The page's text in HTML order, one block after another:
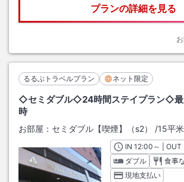
プランの詳細を見る
るるぶトラベルプラン ネット限定
◇セミダブル◇24時間ステイプラン◇最
時
お部屋： セミダブル【喫煙】（s2） /15平米
INチェックイン
12:00 ～ | OUT
ダブル
食事
現地支払い